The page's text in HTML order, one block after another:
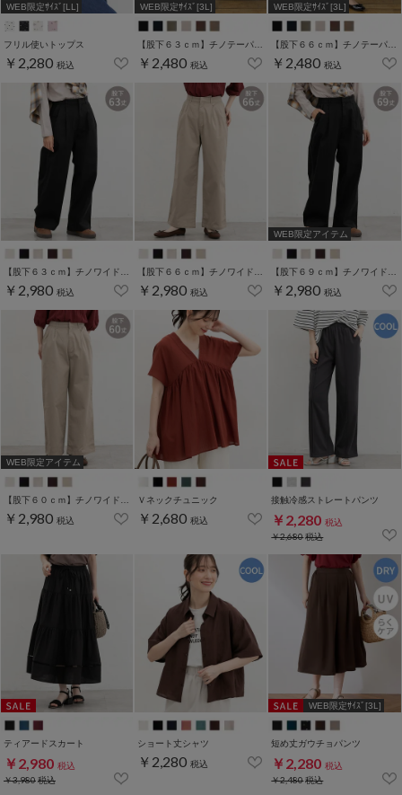
WEB限定ｻｲｽﾞ[LL]
フリル使いトップス
￥2,280 税込
WEB限定ｻｲｽﾞ[3L]
￥2,480 税込
WEB限定ｻｲｽﾞ[3L]
￥2,480 税込
￥2,980 税込 ￥2,980 税込
WEB限定アイテム
￥2,980 税込
WEB限定アイテム
￥2,980 税込
Ｖネックチュニック
￥2,680 税込
接触冷感ストレートパンツ
￥2,280 税込
￥2,680税込
ティアードスカート
￥2,980 税込
￥3,980税込
ショート丈シャツ
￥2,280 税込
WEB限定ｻｲｽﾞ[3L]
短め丈ガウチョパンツ
￥2,280 税込
￥2,480税込